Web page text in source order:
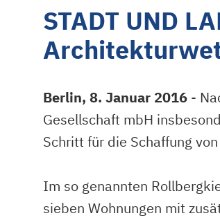
STADT UND
Berlin, 8. Januar 2016 -
Gesellschaft mbH
Schritt für die Schaffung
Im so genannten
sieben Wohnungen mit